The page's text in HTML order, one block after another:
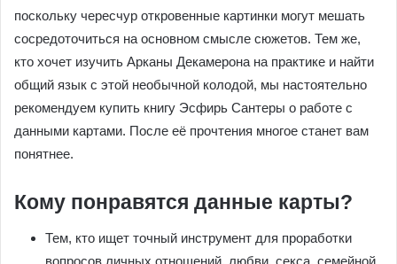
поскольку чересчур откровенные картинки могут мешать
сосредоточиться на основном смысле сюжетов. Тем же,
кто хочет изучить Арканы Декамерона на практике и найти
общий язык с этой необычной колодой, мы настоятельно
рекомендуем купить книгу Эсфирь Сантеры о работе с
данными картами. После её прочтения многое станет вам
понятнее.
Кому понравятся данные карты?
Тем, кто ищет точный инструмент для проработки
вопросов личных отношений, любви, секса, семейной